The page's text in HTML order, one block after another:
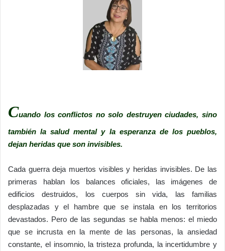
Cuando los conflictos no solo destruyen ciudades, sino
también la salud mental y la esperanza de los pueblos,
dejan heridas que son invisibles.
Cada guerra deja muertos visibles y heridas invisibles. De las
primeras hablan los balances oficiales, las imágenes de
edificios destruidos, los cuerpos sin vida, las familias
desplazadas y el hambre que se instala en los territorios
devastados. Pero de las segundas se habla menos: el miedo
que se incrusta en la mente de las personas, la ansiedad
constante, el insomnio, la tristeza profunda, la incertidumbre y